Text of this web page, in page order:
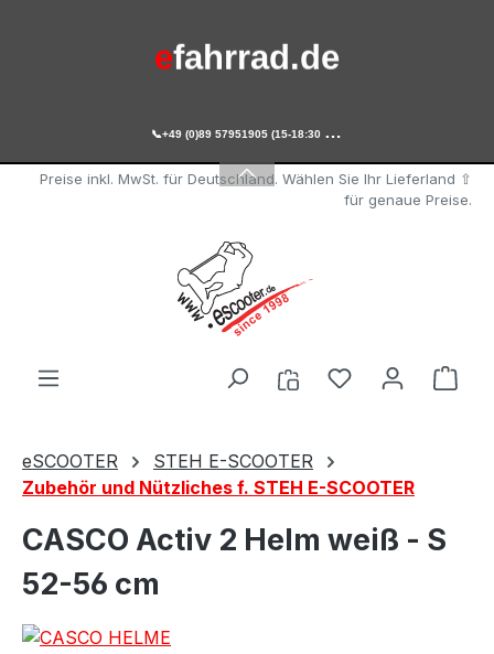
escooter.de
efahrrad.de

+49 (0)89 57951905 (15-18:30 Uhr)
Preise inkl. MwSt. für Deutschland. Wählen Sie Ihr Lieferland ⇧
für genaue Preise.
Du hast 0
eSCOOTER
STEH E-SCOOTER
Zubehör und Nützliches f. STEH E-SCOOTER
CASCO Activ 2 Helm weiß - S
52-56 cm